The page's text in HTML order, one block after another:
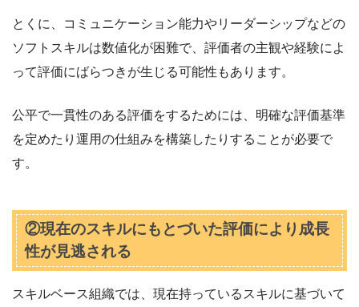
とくに、コミュニケーション能力やリーダーシップなどの
ソフトスキルは数値化が困難で、評価者の主観や経験によ
って評価にばらつきが生じる可能性もあります。
公平で一貫性のある評価をするためには、明確な評価基準
を定めたり運用の仕組みを構築したりすることが必要で
す。
②現在のスキルにもとづいた評価により成長
性が見逃される
スキルベース組織では、現在持っているスキルに基づいて